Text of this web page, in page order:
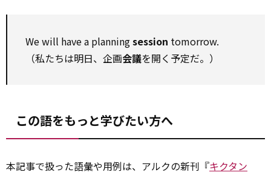
We will have a planningsession tomorrow.
（私たちは明日、企画会議を開く予定だ。）
この語をもっと学びたい方へ
本記事で扱った語彙や用例は、アルクの新刊『キクタン